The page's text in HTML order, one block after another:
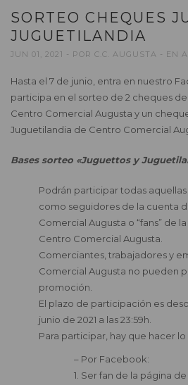
SORTEO CHEQUES
JUGUETILANDIA
JUN 01, 2021 POR C.C. AUGUSTA EN
Hasta el 7 de junio, entra en nuestro
participa en el sorteo de 2 cheques
Centro Comercial Augusta y un
Juguetilandia de Centro Comercial
Bases sorteo «Juguettos y
Podrán participar todas
como seguidores de la cuenta
Comercial Augusta o “fans” de
Centro Comercial Augusta.
Comerciantes, trabajadores y
Comercial Augusta no pueden
promoción.
El plazo de participación es
junio de 2021 a las 23:59h.
Para participar, hay que hacer
– Por Facebook:
1. Ser fan de la página